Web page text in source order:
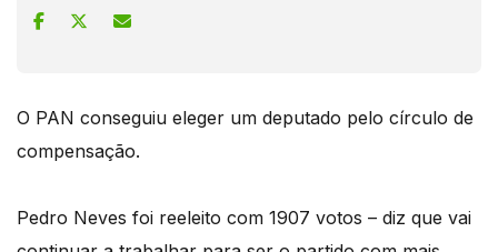
O PAN conseguiu eleger um deputado pelo círculo de
compensação.
Pedro Neves foi reeleito com 1907 votos – diz que vai